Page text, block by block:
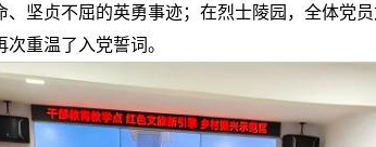
坚贞不屈的英勇事迹；在烈士陵园，全体党
重温了入党誓词。